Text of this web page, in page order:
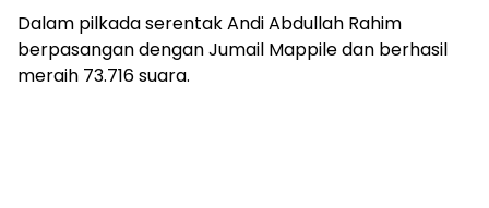
Dalam pilkada serentak Andi Abdullah Rahim
berpasangan dengan Jumail Mappile dan berhasil
meraih 73.716 suara.